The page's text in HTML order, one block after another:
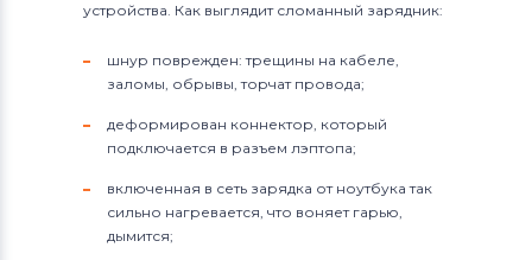
устройства. Как выглядит сломанный зарядник:
шнур поврежден: трещины на кабеле,
заломы, обрывы, торчат провода;
деформирован коннектор, который
подключается в разъем лэптопа;
включенная в сеть зарядка от ноутбука так
сильно нагревается, что воняет гарью,
дымится;